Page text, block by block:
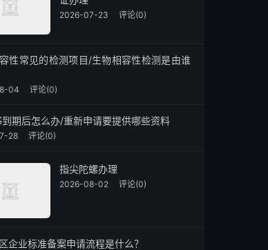
2026-07-23 评论(0)
性常见的检测项目/生物相容性检测是由谁
04 评论(0)
期后怎么办/重新申请要提供哪些资料
28 评论(0)
指尖陀螺办理
2026-08-02 评论(0)
企业标准备案申请流程是什么？